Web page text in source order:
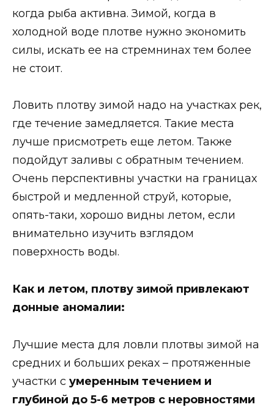
когда рыба активна. Зимой, когда в
холодной воде плотве нужно экономить
силы, искать ее на стремнинах тем более
не стоит.
Ловить плотву зимой надо на участках рек,
где течение замедляется. Такие места
лучше присмотреть еще летом. Также
подойдут заливы с обратным течением.
Очень перспективны участки на границах
быстрой и медленной струй, которые,
опять-таки, хорошо видны летом, если
внимательно изучить взглядом
поверхность воды.
Как и летом, плотву зимой привлекают
донные аномалии:
Лучшие места для ловли плотвы зимой на
средних и больших реках – протяженные
участки с умеренным течением и
глубиной до 5-6 метров с неровностями